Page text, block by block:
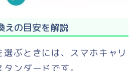
えの目安を解説
ぶときには、スマホキャリ
ンダードです。